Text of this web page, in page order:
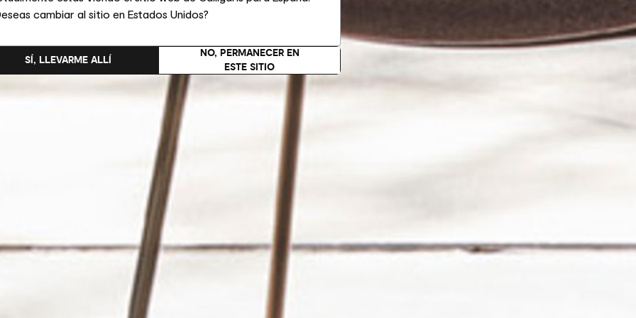
cambiar al sitio en Estados Unidos?
NO, PERMANECER EN
ESTE SITIO
SÍ, LLEVARME ALLÍ